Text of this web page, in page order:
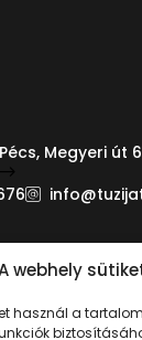
webhely
használ a
Pécs, Megyeri út